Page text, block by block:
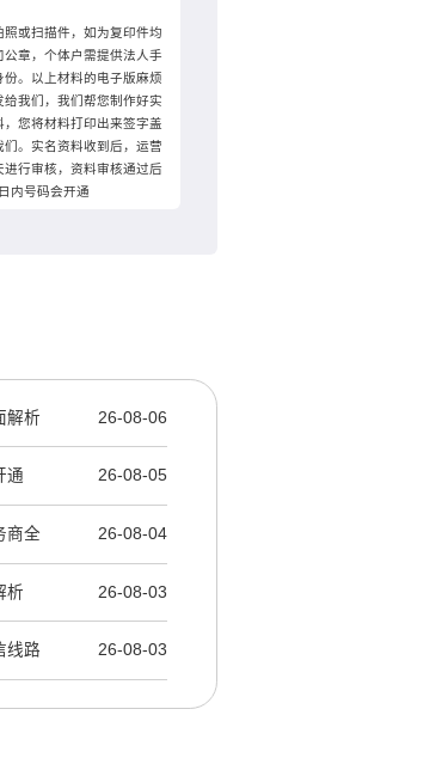
照或扫描件，如为复印件均
公章，个体户需提供法人手
份。以上材料的电子版麻烦
给我们，我们帮您制作好实
，您将材料打印出来签字盖
们。实名资料收到后，运营
进行审核，资料审核通过后
内号码会开通
解析 26-08-06
通 26-08-05
商全 26-08-04
析 26-08-03
线路 26-08-03